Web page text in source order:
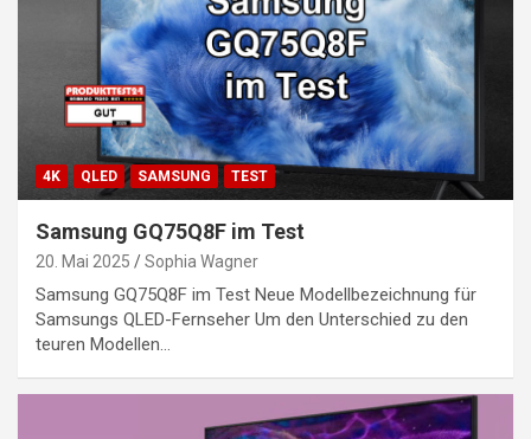
4K QLED SAMSUNG TEST
Samsung GQ75Q8F im Test
20. Mai 2025 Sophia Wagner
Samsung GQ75Q8F im Test Neue Modellbezeichnung für
Samsungs QLED-Fernseher Um den Unterschied zu den
teuren Modellen…